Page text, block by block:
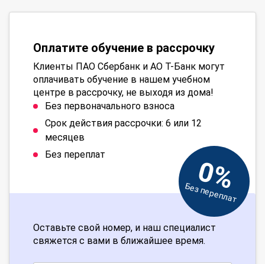
Оплатите обучение в рассрочку
Клиенты ПАО Сбербанк и АО Т-Банк могут
оплачивать обучение в нашем учебном
центре в рассрочку, не выходя из дома!
Без первоначального взноса
Срок действия рассрочки: 6 или 12
месяцев
Без переплат
0%
Без переплат
Оставьте свой номер, и наш специалист
свяжется с вами в ближайшее время.